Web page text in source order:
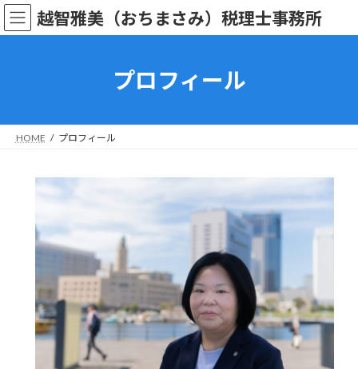
コ
ン
テ
ナ
ビ
ゲ
越智雅美（おちまさみ）税理士事務所
プロフィール
HOME プロフィール